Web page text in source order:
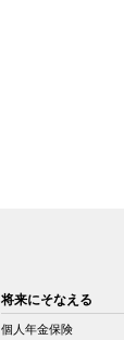
将来にそなえる
個人年金保険